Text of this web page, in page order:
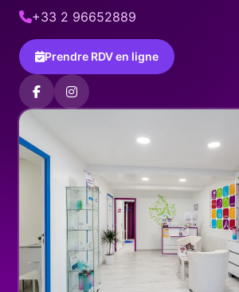
Soins esthétiques
COMPLÉMENTS
La gamme complète
La Diet Box
BLOGSANO
Magazine
Minimag
Recettes
FRANCHISE
+33 2 96652889
Prendre RDV en ligne